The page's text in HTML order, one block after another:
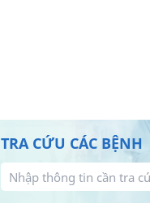
TRA CỨU CÁC BỆNH